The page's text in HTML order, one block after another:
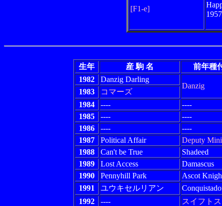
[F1-e]
生年 産 駒 名
前年種
1982
Danzig Darling
Danzig
1983
コマーズ
1984
----
----
1985
----
----
1986
----
----
1987
Political Affair
Deputy
1988
Can't be True
Shadeed
1989
Lost Access
Damascus
1990
Pennyhill Park
Ascot
1991
ユウキセルリアン
1992
----
スイフト